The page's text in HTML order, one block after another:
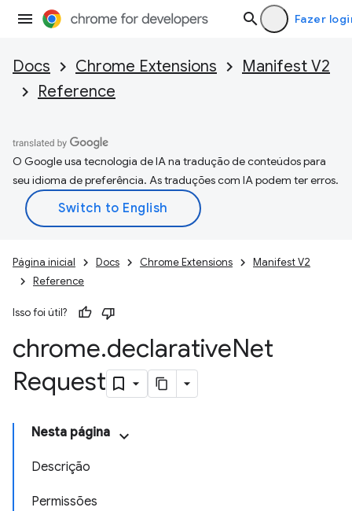
Fazer
Docs Chrome Extensions
Manifest V2
Reference
O Google usa tecnologia de IA na tradução de conteúdos para
seu idioma de preferência. As traduções com IA podem ter erros.
Página inicial Docs Chrome Extensions
Manifest V2
Reference
Isso foi útil?
chrome.declarativeNet
Request
Nesta página
Descrição
Permissões